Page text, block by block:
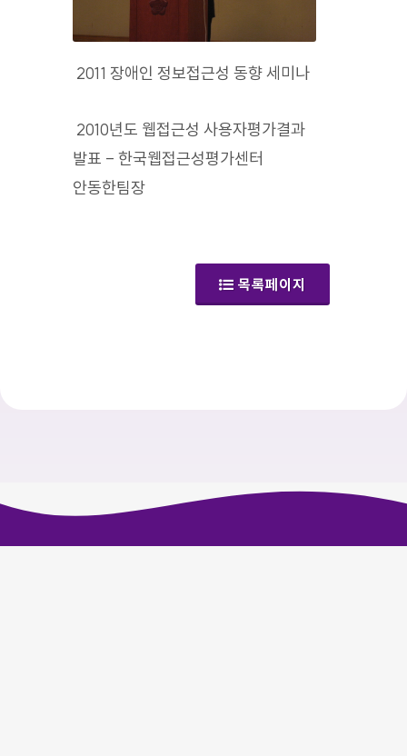
2011 장애인 정보접근성 동향 세미나
2010년도 웹접근성 사용자평가결과
발표 - 한국웹접근성평가센터
안동한팀장
(갤러리)
목록페이지